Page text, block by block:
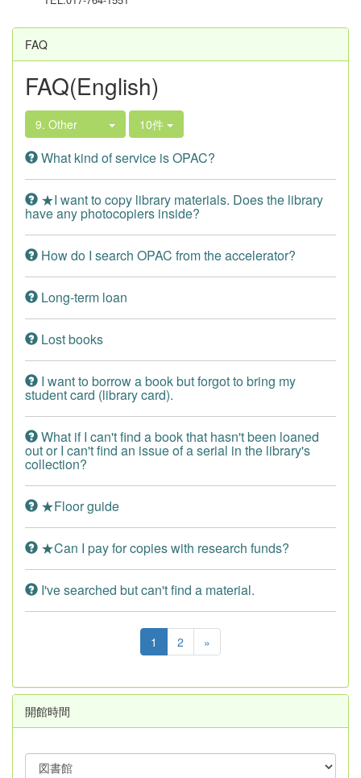
FAQ
FAQ(English)
9. Other 10件
What kind of service is OPAC?
★I want to copy library materials. Does the library
have any photocopiers inside?
How do I search OPAC from the accelerator?
Long-term loan
Lost books
I want to borrow a book but forgot to bring my
student card (library card).
What if I can't find a book that hasn't been loaned
out or I can't find an issue of a serial in the library's
collection?
★Floor guide
★Can I pay for copies with research funds?
I've searched but can't find a material.
1 2 »
開館時間